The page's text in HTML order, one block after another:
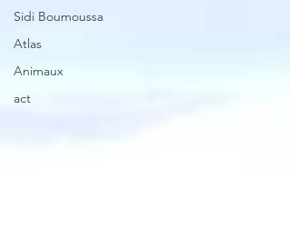
Sidi Boumoussa
Atlas
Animaux
act